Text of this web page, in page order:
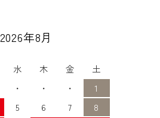
2026年8月
水 木 金
土
・ ・ ・
1
5 6 7
8